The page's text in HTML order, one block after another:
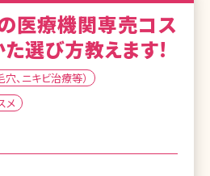
医療機関専売コス
た選び方教えます!
穴、ニキビ治療等）
メ